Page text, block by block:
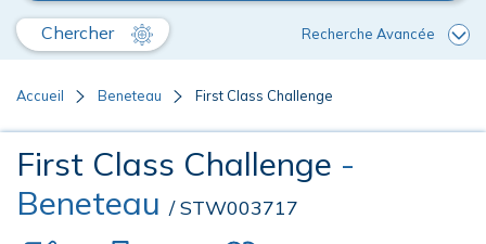
Chercher Recherche Avancée
Accueil Beneteau First Class Challenge
First Class Challenge -
Beneteau / STW003717